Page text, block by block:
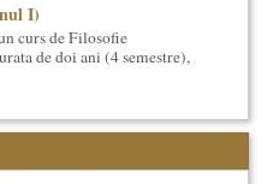
I)
curs de Filosofie
de doi ani (4 semestre),
curs de cultura generala
si intensiv, de nivel